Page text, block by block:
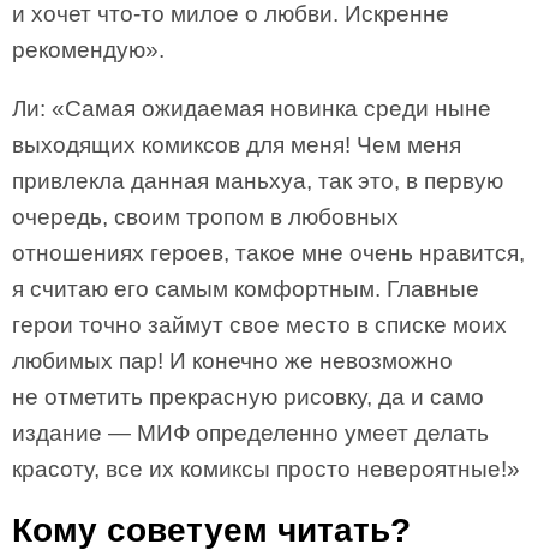
и хочет что-то милое о любви. Искренне
рекомендую».
Ли: «Самая ожидаемая новинка среди ныне
выходящих комиксов для меня! Чем меня
привлекла данная маньхуа, так это, в первую
очередь, своим тропом в любовных
отношениях героев, такое мне очень нравится,
я считаю его самым комфортным. Главные
герои точно займут свое место в списке моих
любимых пар! И конечно же невозможно
не отметить прекрасную рисовку, да и само
издание — МИФ определенно умеет делать
красоту, все их комиксы просто невероятные!»
Кому советуем читать?